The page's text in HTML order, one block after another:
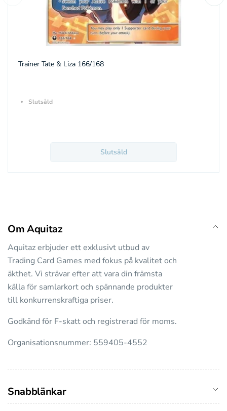
Trainer Tate & Liza 166/168
Slutsåld
Slutsåld
Om Aquitaz
Aquitaz erbjuder ett exklusivt utbud av
Trading Card Games med fokus på kvalitet och
äkthet. Vi strävar efter att vara din främsta
källa för samlarkort och spännande produkter
till konkurrenskraftiga priser.
Godkänd för F-skatt och registrerad för moms.
Organisationsnummer: 559405-4552
Snabblänkar